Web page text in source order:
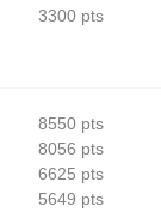
3300 pts
8550 pts
8056 pts
6625 pts
5649 pts